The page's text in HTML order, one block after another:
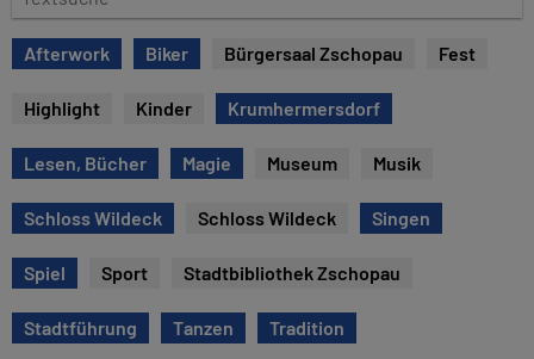
e
x
t
c
e
Afterwork Biker Bürgersaal Zschopau Fest
Highlight Kinder Krumhermersdorf
Lesen, Bücher Magie Museum Musik
Schloss Wildeck Schloss Wildeck Singen
Spiel Sport Stadtbibliothek Zschopau
Stadtführung Tanzen Tradition